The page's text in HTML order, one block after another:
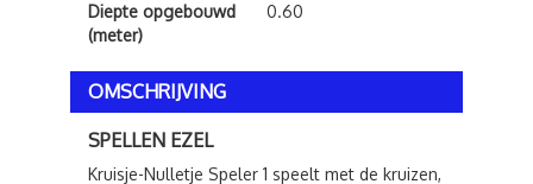
Diepte opgebouwd
(meter)
0.60
OMSCHRIJVING
SPELLEN EZEL
Kruisje-Nulletje Speler 1 speelt met de kruizen,